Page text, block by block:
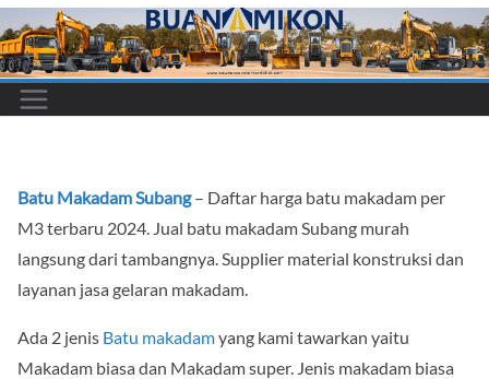
Batu Makadam Subang– Daftar harga batu makadam per
M3 terbaru 2024. Jual batu makadam Subang murah
langsung dari tambangnya. Supplier material konstruksi dan
layanan jasa gelaran makadam.
Ada 2 jenis Batu makadamyang kami tawarkan yaitu
Makadam biasa dan Makadam super. Jenis makadam biasa